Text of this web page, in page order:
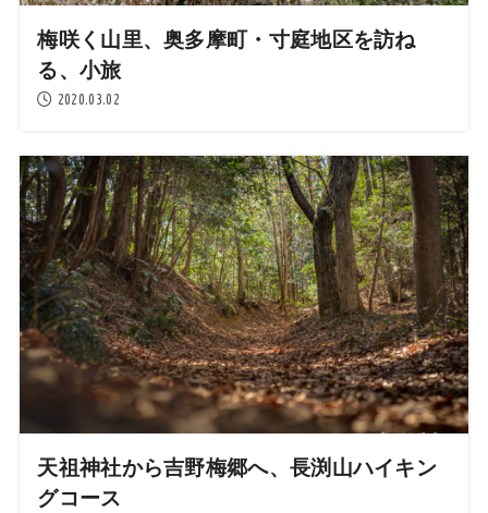
梅咲く山里、奥多摩町・寸庭地区を訪ね
る、小旅
2020.03.02
天祖神社から吉野梅郷へ、長渕山ハイキン
グコース